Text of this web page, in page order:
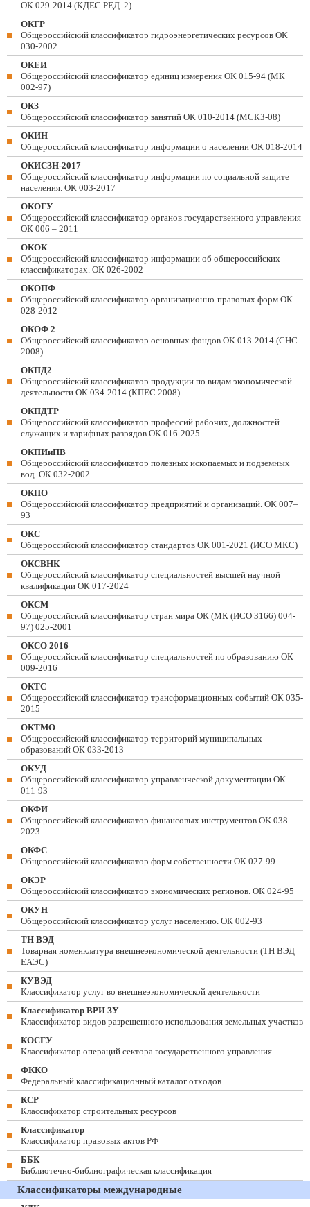
ОК 029-2014 (КДЕС РЕД. 2)
ОКГР
Общероссийский классификатор гидроэнергетических ресурсов ОК
030-2002
ОКЕИ
Общероссийский классификатор единиц измерения ОК 015-94 (МК
002-97)
ОКЗ
Общероссийский классификатор занятий ОК 010-2014 (МСКЗ-08)
ОКИН
Общероссийский классификатор информации о населении ОК 018-2014
ОКИСЗН-2017
Общероссийский классификатор информации по социальной защите
населения. ОК 003-2017
ОКОГУ
Общероссийский классификатор органов государственного управления
ОК 006 – 2011
ОКОК
Общероссийский классификатор информации об общероссийских
классификаторах. ОК 026-2002
ОКОПФ
Общероссийский классификатор организационно-правовых форм ОК
028-2012
ОКОФ 2
Общероссийский классификатор основных фондов ОК 013-2014 (СНС
2008)
ОКПД2
Общероссийский классификатор продукции по видам экономической
деятельности ОК 034-2014 (КПЕС 2008)
ОКПДТР
Общероссийский классификатор профессий рабочих, должностей
служащих и тарифных разрядов ОК 016-2025
ОКПИиПВ
Общероссийский классификатор полезных ископаемых и подземных
вод. ОК 032-2002
ОКПО
Общероссийский классификатор предприятий и организаций. ОК 007–
93
ОКС
Общероссийский классификатор стандартов ОК 001-2021 (ИСО МКС)
ОКСВНК
Общероссийский классификатор специальностей высшей научной
квалификации ОК 017-2024
ОКСМ
Общероссийский классификатор стран мира ОК (МК (ИСО 3166) 004-
97) 025-2001
ОКСО 2016
Общероссийский классификатор специальностей по образованию ОК
009-2016
ОКТС
Общероссийский классификатор трансформационных событий ОК 035-
2015
ОКТМО
Общероссийский классификатор территорий муниципальных
образований ОК 033-2013
ОКУД
Общероссийский классификатор управленческой документации ОК
011-93
ОКФИ
Общероссийский классификатор финансовых инструментов OK 038-
2023
ОКФС
Общероссийский классификатор форм собственности ОК 027-99
ОКЭР
Общероссийский классификатор экономических регионов. ОК 024-95
ОКУН
Общероссийский классификатор услуг населению. ОК 002-93
ТН ВЭД
Товарная номенклатура внешнеэкономической деятельности (ТН ВЭД
ЕАЭС)
КУВЭД
Классификатор услуг во внешнеэкономической деятельности
Классификатор ВРИ ЗУ
Классификатор видов разрешенного использования земельных участков
КОСГУ
Классификатор операций сектора государственного управления
ФККО
Федеральный классификационный каталог отходов
КСР
Классификатор строительных ресурсов
Классификатор
Классификатор правовых актов РФ
ББК
Библиотечно-библиографическая классификация
Классификаторы международные